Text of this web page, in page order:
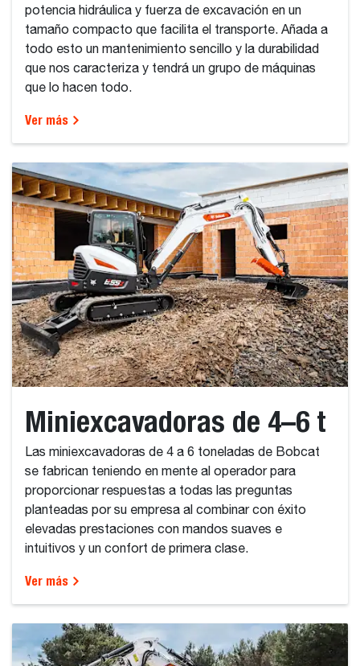
potencia hidráulica y fuerza de excavación en un
tamaño compacto que facilita el transporte. Añada a
todo esto un mantenimiento sencillo y la durabilidad
que nos caracteriza y tendrá un grupo de máquinas
que lo hacen todo.
Ver más
Miniexcavadoras de 4–6 t
Las miniexcavadoras de 4 a 6 toneladas de Bobcat
se fabrican teniendo en mente al operador para
proporcionar respuestas a todas las preguntas
planteadas por su empresa al combinar con éxito
elevadas prestaciones con mandos suaves e
intuitivos y un confort de primera clase.
Ver más